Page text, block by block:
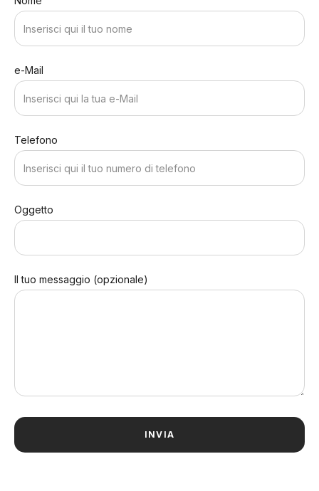
e-Mail
Telefono
Oggetto
Il tuo messaggio (opzionale)